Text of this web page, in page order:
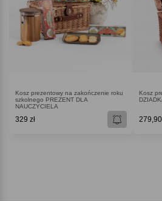
Kosz prezentowy na zakończenie roku
szkolnego PREZENT DLA
NAUCZYCIELA
329 zł
Kosz
279,90